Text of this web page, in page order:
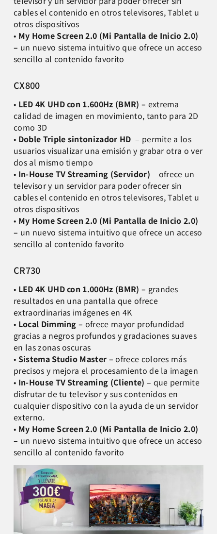
cables el contenido en otros televisores, Tablet u
otros dispositivos
• My Home Screen 2.0 (Mi Pantalla de Inicio 2.0)
– un nuevo sistema intuitivo que ofrece un acceso
sencillo al contenido favorito
CX800
• LED 4K UHD con 1.600Hz (BMR) – extrema
calidad de imagen en movimiento, tanto para 2D
como 3D
• Doble Triple sintonizador HD – permite a los
usuarios visualizar una emisión y grabar otra o ver
dos al mismo tiempo
• In-House TV Streaming (Servidor) – ofrece un
televisor y un servidor para poder ofrecer sin
cables el contenido en otros televisores, Tablet u
otros dispositivos
• My Home Screen 2.0 (Mi Pantalla de Inicio 2.0)
– un nuevo sistema intuitivo que ofrece un acceso
sencillo al contenido favorito
CR730
• LED 4K UHD con 1.000Hz (BMR) – grandes
resultados en una pantalla que ofrece
extraordinarias imágenes en 4K
• Local Dimming – ofrece mayor profundidad
gracias a negros profundos y gradaciones suaves
en las zonas oscuras
• Sistema Studio Master – ofrece colores más
precisos y mejora el procesamiento de la imagen
• In-House TV Streaming (Cliente) – que permite
disfrutar de tu televisor y sus contenidos en
cualquier dispositivo con la ayuda de un servidor
externo.
• My Home Screen 2.0 (Mi Pantalla de Inicio 2.0)
– un nuevo sistema intuitivo que ofrece un acceso
sencillo al contenido favorito